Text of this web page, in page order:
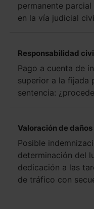
permanente
en la vía judicial
Responsabilidad
Pago a cuenta de
superior a la fijada
sentencia:
Valoración de
Posible
determinación del
dedicación a las
de tráfico con